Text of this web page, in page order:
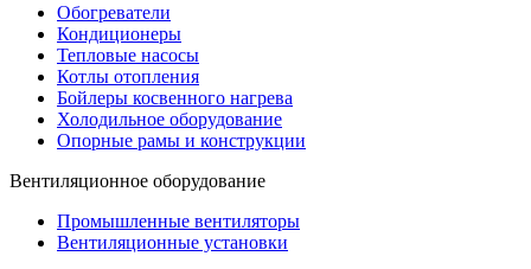
Обогреватели
Кондиционеры
Тепловые насосы
Котлы отопления
Бойлеры косвенного нагрева
Холодильное оборудование
Опорные рамы и конструкции
Вентиляционное оборудование
Промышленные вентиляторы
Вентиляционные установки